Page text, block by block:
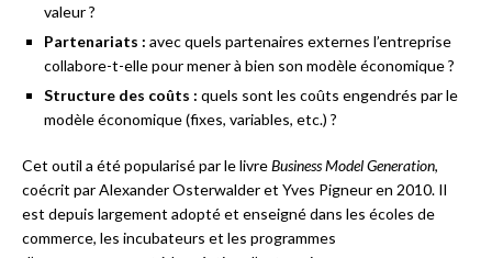
valeur ?
Partenariats : avec quels partenaires externes l’entreprise
collabore-t-elle pour mener à bien son modèle économique ?
Structure des coûts : quels sont les coûts engendrés par le
modèle économique (fixes, variables, etc.) ?
Cet outil a été popularisé par le livreBusiness Model Generation,
coécrit par Alexander Osterwalder et Yves Pigneur en 2010. Il
est depuis largement adopté et enseigné dans les écoles de
commerce, les incubateurs et les programmes